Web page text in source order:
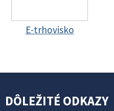
E-trhovisko
DÔLEŽITÉ ODKAZY